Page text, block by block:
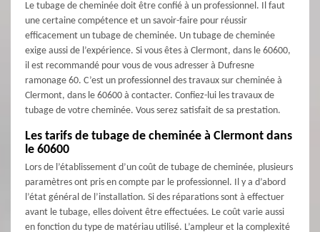
Le tubage de cheminée doit être confié à un professionnel. Il faut
une certaine compétence et un savoir-faire pour réussir
efficacement un tubage de cheminée. Un tubage de cheminée
exige aussi de l’expérience. Si vous êtes à Clermont, dans le 60600,
il est recommandé pour vous de vous adresser à Dufresne
ramonage 60. C’est un professionnel des travaux sur cheminée à
Clermont, dans le 60600 à contacter. Confiez-lui les travaux de
tubage de votre cheminée. Vous serez satisfait de sa prestation.
Les tarifs de tubage de cheminée à Clermont dans
le 60600
Lors de l’établissement d’un coût de tubage de cheminée, plusieurs
paramètres ont pris en compte par le professionnel. Il y a d’abord
l’état général de l’installation. Si des réparations sont à effectuer
avant le tubage, elles doivent être effectuées. Le coût varie aussi
en fonction du type de matériau utilisé. L’ampleur et la complexité